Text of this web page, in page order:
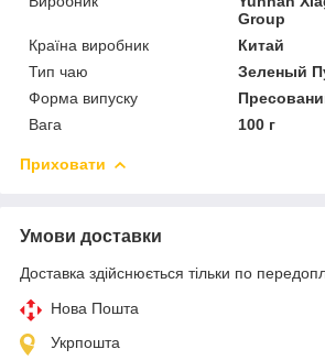
Group
Країна виробник
Китай
Тип чаю
Зеленый
Форма випуску
Вага
100 г
Приховати
Умови доставки
Доставка здійснюється тільки по
Нова Пошта
Укрпошта